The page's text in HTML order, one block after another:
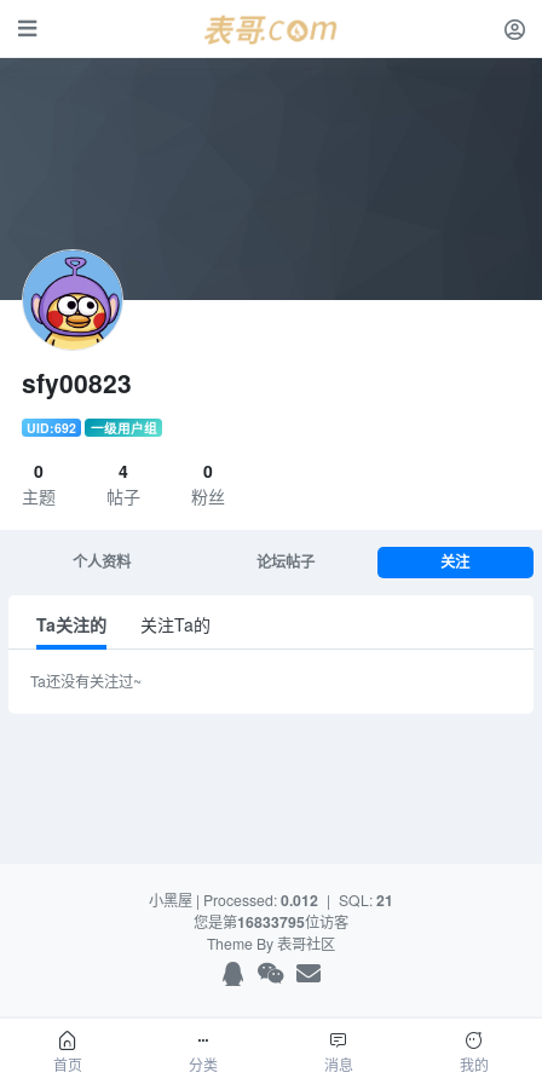
sfy00823
UID:692 一级用户组
0
主题
4
帖子
0
粉丝
个人资料 论坛帖子 关注
Ta关注的 关注Ta的
Ta还没有关注过~
小黑屋 | Processed:0.012 | SQL:21
您是第16833795位访客
Theme By表哥社区
首页 分类 消息 我的